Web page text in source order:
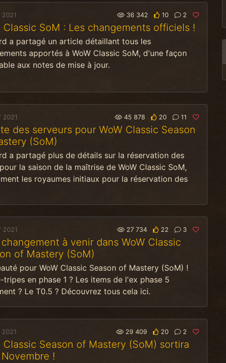
2021 36 342 10 2
Classic SoM : Les changements officiels !
a partagé un article détaillant tous les
apportés à WoW Classic SoM, d'une façon
aux notes de mise à jour.
2021 45 878 20 11
des serveurs pour WoW Classic Season
(SoM)
a partagé plus de détails sur la réservation des
la saison de la maîtrise de WoW Classic SoM,
les royaumes initiaux pour la réservation des
2021 27 734 22 3
à venir dans WoW Classic
of Mastery (SoM)
pour WoW Classic Season of Mastery (SoM) !
tripes en phase 1 ? Les items de l'ex phase 5
? Le T0.5 ? Découvrez tous cela ici.
2021 29 409 20 2
Classic Season of Mastery (SoM) sortira
!